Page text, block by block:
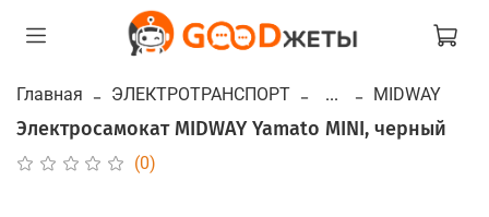
Главная ЭЛЕКТРОТРАНСПОРТ ... MIDWAY
Электросамокат MIDWAY Yamato MINI, черный
(0)